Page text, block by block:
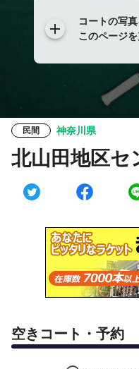
コートの写真
このページ
民間 神奈川県
北山田地区セ
空きコート・予約